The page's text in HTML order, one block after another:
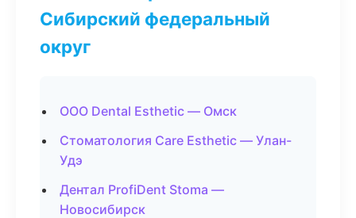
Сибирский федеральный
округ
ООО Dental Esthetic — Омск
Стоматология Care Esthetic — Улан-
Удэ
Дентал ProfiDent Stoma —
Новосибирск